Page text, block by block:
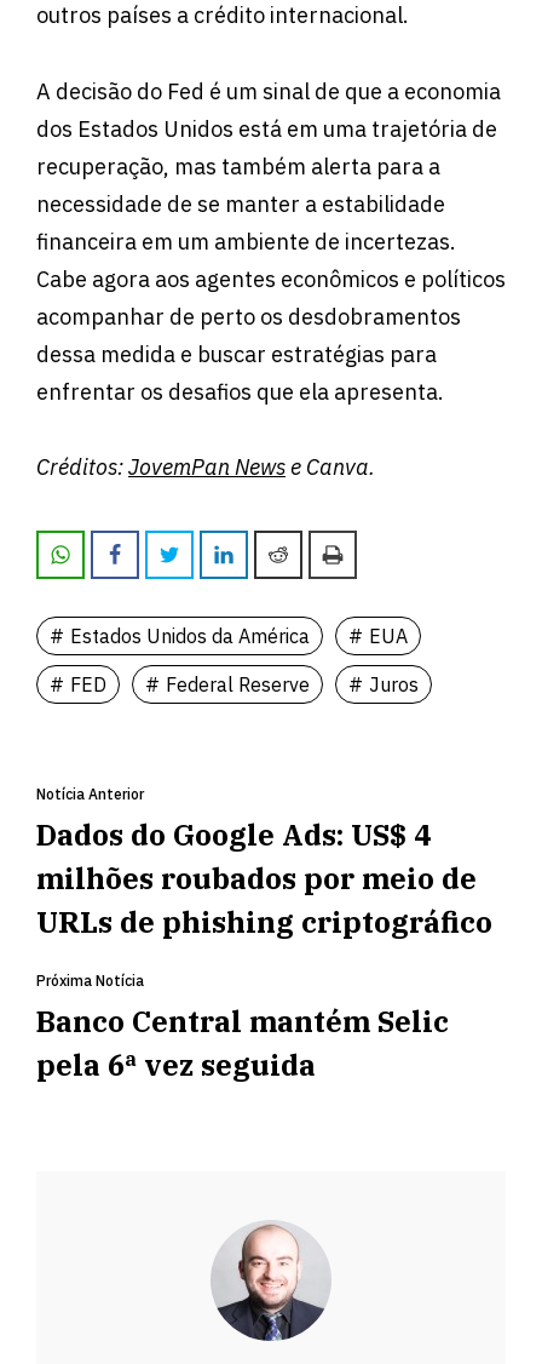
outros países a crédito internacional.
A decisão do Fed é um sinal de que a economia
dos Estados Unidos está em uma trajetória de
recuperação, mas também alerta para a
necessidade de se manter a estabilidade
financeira em um ambiente de incertezas.
Cabe agora aos agentes econômicos e políticos
acompanhar de perto os desdobramentos
dessa medida e buscar estratégias para
enfrentar os desafios que ela apresenta.
Créditos:JovemPan Newse Canva.
Estados Unidos da América
EUA
FED
Federal Reserve Juros
Notícia Anterior
Dados do Google Ads: US$ 4
milhões roubados por meio de
URLs de phishing criptográfico
Próxima Notícia
Banco Central mantém Selic
pela 6ª vez seguida